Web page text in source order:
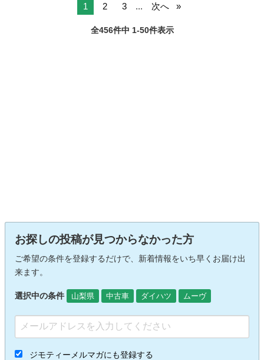
1 2 3 ... 次へ
全456件中 1-50件表示
お探しの投稿が見つからなかった方
ご希望の条件を登録するだけで、新着情報をいち早くお届け出
来ます。
選択中の条件 山梨県 中古車 ダイハツ ムーヴ
ジモティーメルマガにも登録する